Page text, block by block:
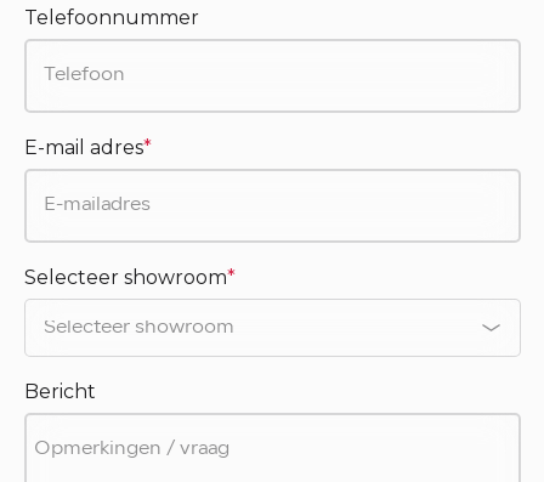
Telefoonnummer
E-mail adres*
Selecteer showroom*
Bericht